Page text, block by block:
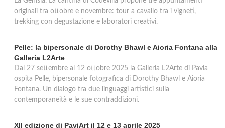
originali tra ottobre e novembre: tour a cavallo tra i vigneti,
trekking con degustazione e laboratori creativi.
Pelle: la bipersonale di Dorothy Bhawl e Aioria Fontana alla
Galleria L2Arte
Dal 27 settembre al 12 ottobre 2025 la Galleria L2Arte di Pavia
ospita Pelle, bipersonale fotografica di Dorothy Bhawl e Aioria
Fontana. Un dialogo tra due linguaggi artistici sulla
contemporaneità e le sue contraddizioni.
XII edizione di PaviArt il 12 e 13 aprile 2025